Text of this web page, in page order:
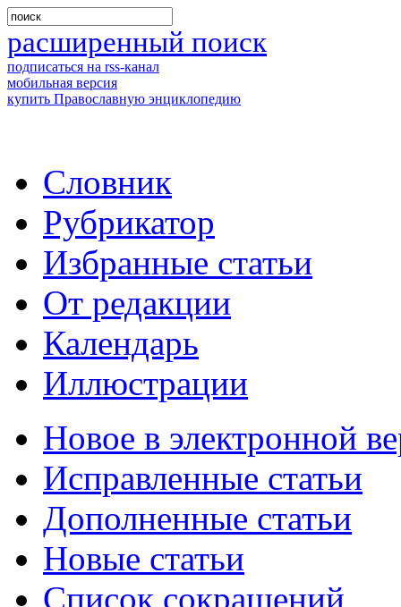
расширенный поиск
подписаться на rss-канал
мобильная версия
купить Православную энциклопедию
Словник
Рубрикатор
Избранные статьи
От редакции
Календарь
Иллюстрации
Новое в электронной
Исправленные статьи
Дополненные статьи
Новые статьи
Список сокращений